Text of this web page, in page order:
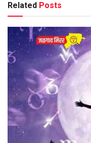
Related Posts